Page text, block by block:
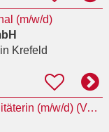
(m/w/d)
Krefeld
Notfallsanitäter, Notfallsanitäterin (m/w/d) (Vollzeit bzw. Teilzeit, unbefristet)